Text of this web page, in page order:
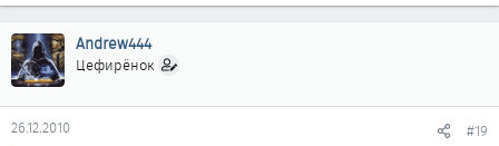
Andrew444
Цефирёнок
26.12.2010 #19